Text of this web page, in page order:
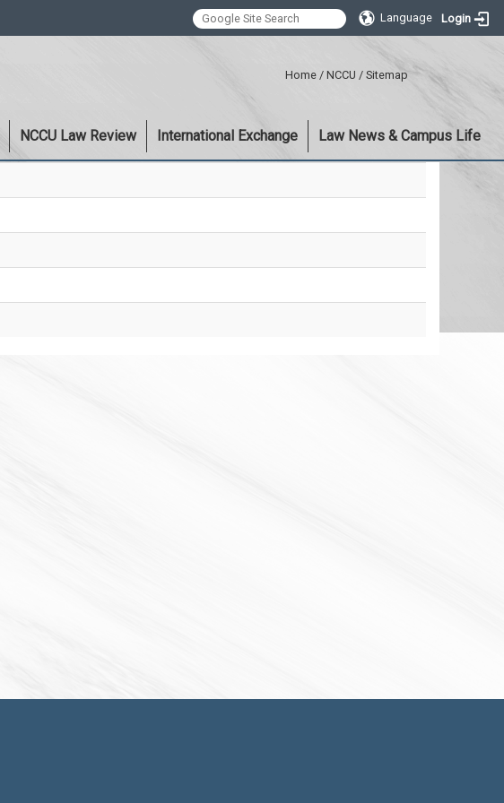
Language Login
Home / NCCU / Sitemap
NCCU Law Review International Exchange Law News & Campus Life